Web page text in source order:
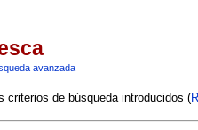
avanzada
criterios de búsqueda introducidos (